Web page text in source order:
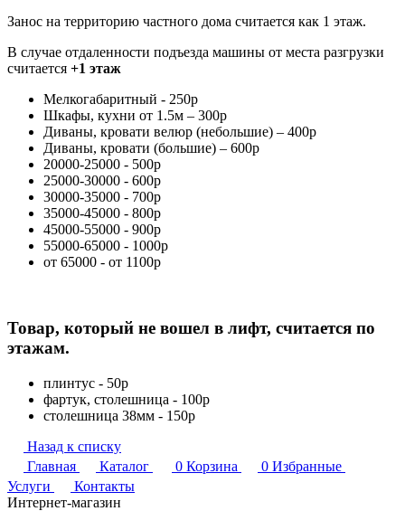
Занос на территорию частного дома считается как 1 этаж.
В случае отдаленности подъезда машины от места разгрузки
считается +1 этаж
Мелкогабаритный - 250р
Шкафы, кухни от 1.5м – 300р
Диваны, кровати велюр (небольшие) – 400р
Диваны, кровати (большие) – 600р
20000-25000 - 500р
25000-30000 - 600р
30000-35000 - 700р
35000-45000 - 800р
45000-55000 - 900р
55000-65000 - 1000р
от 65000 - от 1100р
Товар, который не вошел в лифт, считается по
этажам.
плинтус - 50р
фартук, столешница - 100р
столешница 38мм - 150р
Назад к списку
Главная
Каталог 0 Корзина 0 Избранные
Услуги
Контакты
Интернет-магазин